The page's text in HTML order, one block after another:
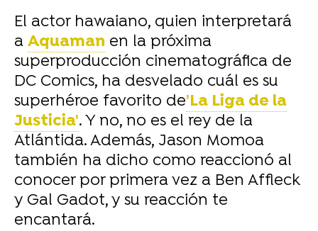
El actor hawaiano, quien interpretará
a Aquaman en la próxima
superproducción cinematográfica de
DC Comics, ha desvelado cuál es su
superhéroe favorito de'La Liga de la
Justicia'. Y no, no es el rey de la
Atlántida. Además, Jason Momoa
también ha dicho como reaccionó al
conocer por primera vez a Ben Affleck
y Gal Gadot, y su reacción te
encantará.